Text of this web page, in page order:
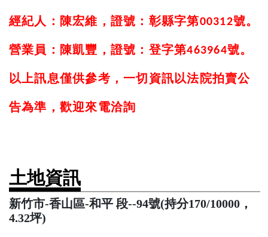
經紀人：陳宏維，證號：彰縣字第00312號。
營業員：陳凱豐，證號：登字第463964號。
以上訊息僅供參考，一切資訊以法院拍賣公
告為準，歡迎來電洽詢
土地資訊
新竹市-香山區-和平 段--94號(持分170/10000，
4.32坪)